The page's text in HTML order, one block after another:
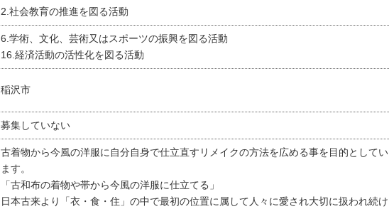
2.社会教育の推進を図る活動
6.学術、文化、芸術又はスポーツの振興を図る活動
16.経済活動の活性化を図る活動
稲沢市
募集していない
古着物から今風の洋服に自分自身で仕立直すリメイクの方法を広める事を目的としてい
ます。
「古和布の着物や帯から今風の洋服に仕立てる」
日本古来より「衣・食・住」の中で最初の位置に属して人々に愛され大切に扱われ続け